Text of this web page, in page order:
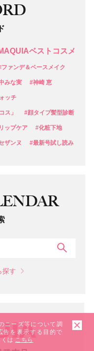
ベストコスメ
ァンデ＆ベースメイク
みな実 #神崎 恵
ッチ
ス」 #顔タイプ髪型診断
ップケア #化粧下地
ザンヌ #最新号試し読み
探す
ニーズ等について調
告を表示する目的で
は こちら